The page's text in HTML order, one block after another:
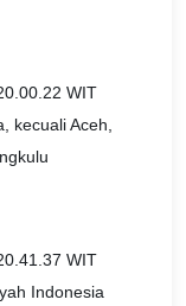
WIT
kecuali Aceh,
WIT
Indonesia